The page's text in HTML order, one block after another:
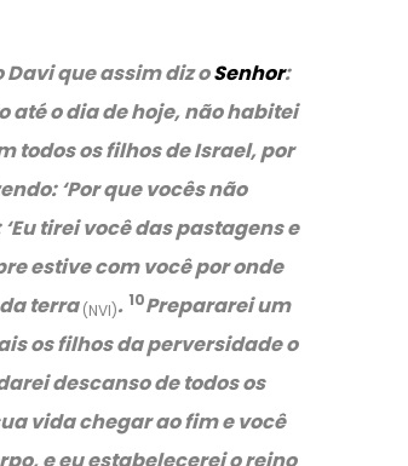
Davi que assim diz oSenhor:
até o dia de hoje, não habitei
todos os filhos de Israel, por
‘Por que vocês não
‘Eu tirei você das pastagens e
estive com você por onde
terra(NVI). 10Prepararei um
os filhos da perversidade o
descanso de todos os
vida chegar ao fim e você